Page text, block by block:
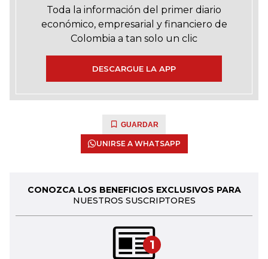
Toda la información del primer diario
económico, empresarial y financiero de
Colombia a tan solo un clic
DESCARGUE LA APP
GUARDAR
UNIRSE A WHATSAPP
CONOZCA LOS BENEFICIOS EXCLUSIVOS PARA
NUESTROS SUSCRIPTORES
1